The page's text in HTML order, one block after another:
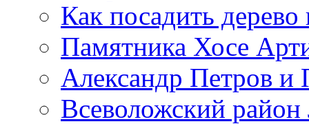
Как посадить дерево
Памятника Хосе
Александр Петров и
Всеволожский район